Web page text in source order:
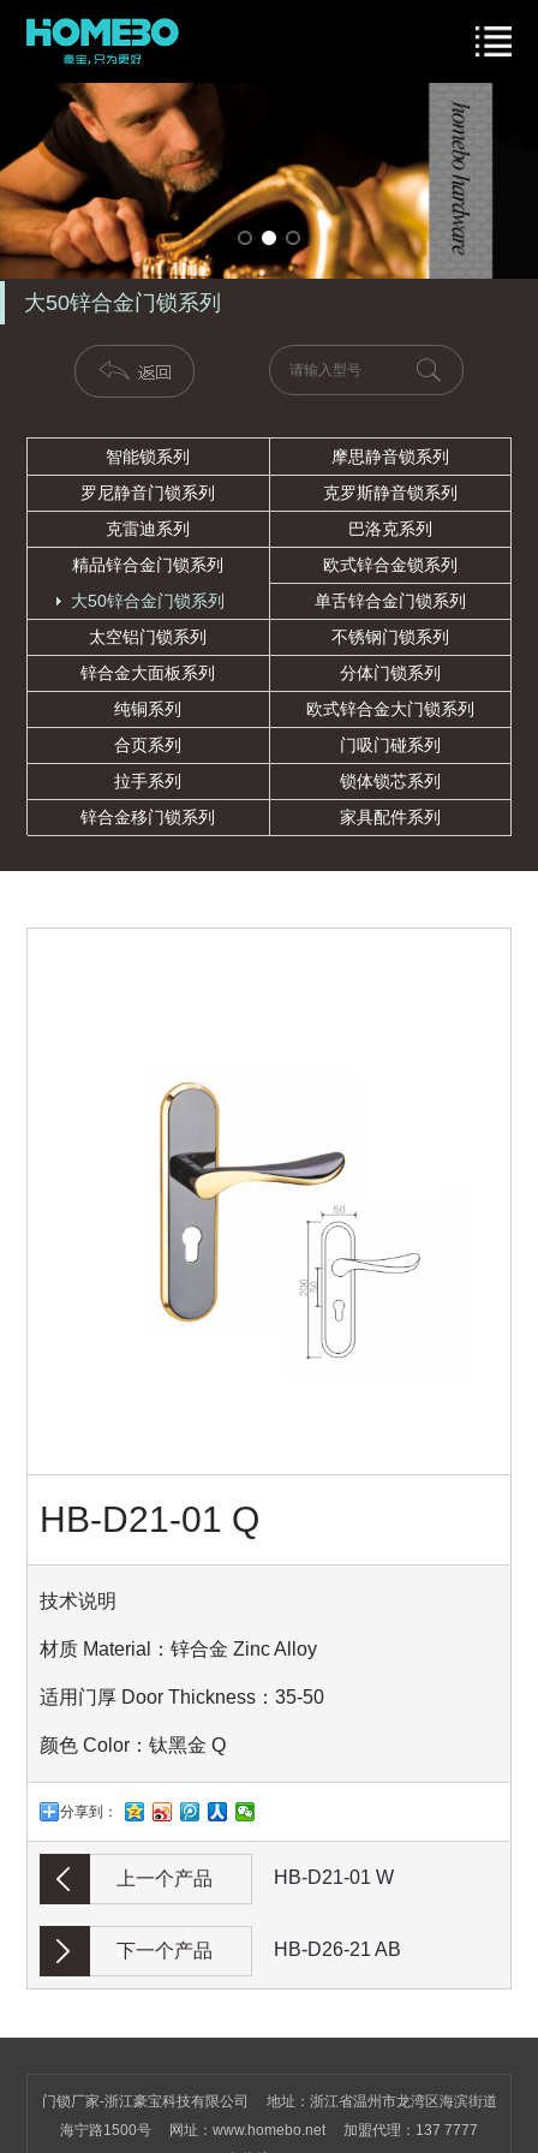
大50锌合金门锁系列
智能锁系列
摩思静音锁系列
罗尼静音门锁系列
克罗斯静音锁系列
克雷迪系列
巴洛克系列
精品锌合金门锁系列
欧式锌合金锁系列
大50锌合金门锁系列
单舌锌合金门锁系列
太空铝门锁系列
不锈钢门锁系列
锌合金大面板系列
分体门锁系列
纯铜系列
欧式锌合金大门锁系列
合页系列
门吸门碰系列
拉手系列
锁体锁芯系列
锌合金移门锁系列
家具配件系列
HB-D21-01 Q
技术说明
材质 Material：锌合金 Zinc Alloy
适用门厚 Door Thickness：35-50
颜色 Color：钛黑金 Q
分享到：
上一个产品 HB-D21-01 W
下一个产品 HB-D26-21 AB
门锁厂家-浙江豪宝科技有限公司 地址：浙江省温州市龙湾区海滨街道
海宁路1500号 网址： www.homebo.net加盟代理：137 7777